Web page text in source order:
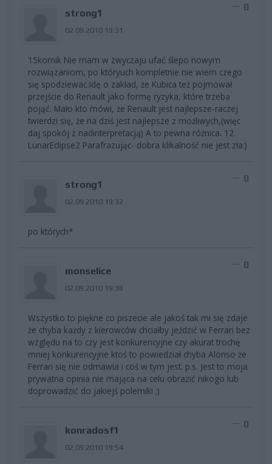
strong1
02.09.2010 19:31
0
15kornik Nie mam w zwyczaju ufać ślepo nowym
rozwiązaniom, po któryuch kompletnie nie wiem czego
się spodziewać.Idę o zakład, że Kubica też pojmował
przejście do Renault jako formę ryzyka, które trzeba
pojąć. Mało kto mówi, że Renault jest najlepsze-raczej
twierdzi się, że na dziś jest najlepsze z możliwych,(więc
daj spokój z nadinterpretacją) A to pewna różnica. 12.
LunarEclipse2 Parafrazując- dobra klikalność nie jest zła:)
strong1
02.09.2010 19:32
0
po których*
monselice
02.09.2010 19:38
0
Wszystko to piękne co piszecie ale jakoś tak mi się zdaje
że chyba każdy z kierowców chciałby jeździć w Ferrari bez
względu na to czy jest konkurencyjne czy akurat trochę
mniej konkurencyjne ktoś to powiedział chyba Alonso że
Ferrari się nie odmawia i coś w tym jest. p.s. Jest to moja
prywatna opinia nie mająca na celu obrazić nikogo lub
doprowadzić do jakiejś polemiki ;)
konradosf1
02.09.2010 19:54
0